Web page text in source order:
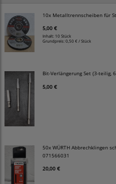
10x Metalltrennscheiben für
5,00 €
Inhalt: 10 Stück
Grundpreis:0,50 € / Stück
Bit-Verlängerung Set (3-teilig,
5,00 €
50x WÜRTH Abbrechklingen
071566031
20,00 €